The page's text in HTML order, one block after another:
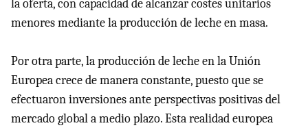
la oferta, con capacidad de alcanzar costes unitarios
menores mediante la producción de leche en masa.
Por otra parte, la producción de leche en la Unión
Europea crece de manera constante, puesto que se
efectuaron inversiones ante perspectivas positivas del
mercado global a medio plazo. Esta realidad europea